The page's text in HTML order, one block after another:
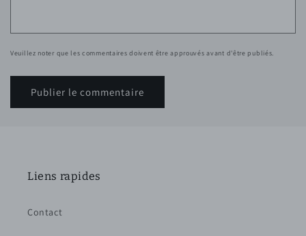
Veuillez noter que les commentaires doivent être approuvés avant d'être publiés.
Liens rapides
Contact